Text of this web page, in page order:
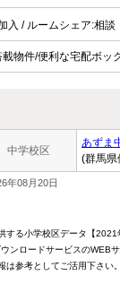
入 / ルームシェア:相談
物件/便利な宅配ボッ
中学校区
あずま
(群馬県
年08月20日
する小学校区データ【
ンロードサービスのWEB
参考としてご活用下さい。